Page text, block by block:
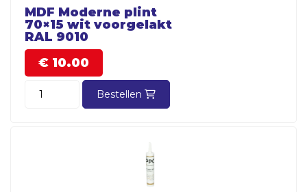
MDF Moderne plint
70×15 wit voorgelakt
RAL 9010
€ 10.00
Bestellen